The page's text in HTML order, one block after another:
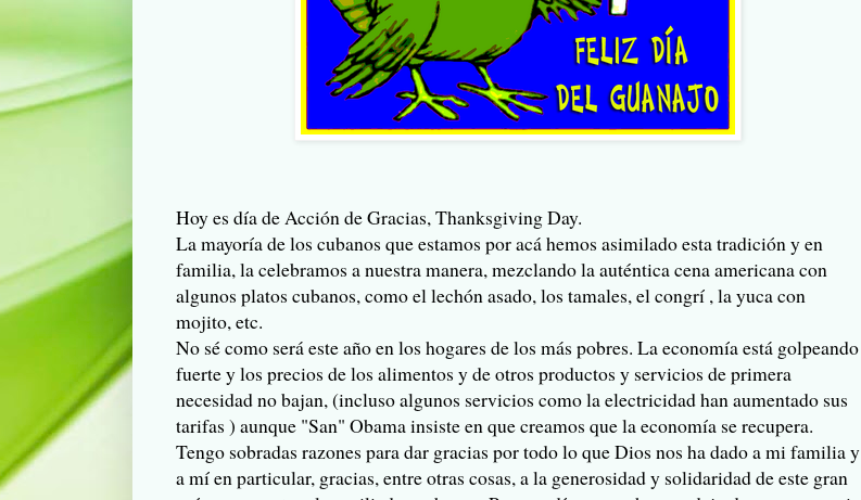
Hoy es día de Acción de Gracias,ThanksgivingDay.
La mayoría de los cubanos que estamos por acá hemos asimilado esta tradición y en
familia, la celebramos a nuestra manera, mezclando la auténtica cena americana con
algunos platos cubanos, como el lechón asado, los tamales, elcongrí , layucacon
mojito, etc.
No sé como será este año en los hogares de los más pobres. La economía está golpeando
fuerte y los precios de los alimentos y de otros productos y servicios de primera
necesidad no bajan, (incluso algunos servicios como la electricidad han aumentado sus
tarifas ) aunque "San" Obama insiste en que creamos que la economía se recupera.
Tengo sobradas razones para dar gracias por todo lo que Dios nos ha dado a mi familia y
a mí en particular, gracias, entre otras cosas, a la generosidad y solidaridad de este gran